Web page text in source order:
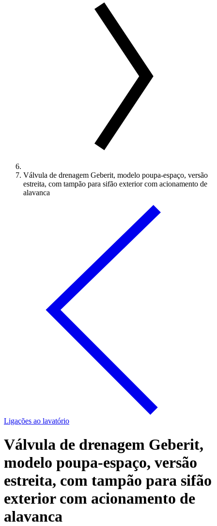
Válvula de drenagem Geberit, modelo poupa-espaço, versão
estreita, com tampão para sifão exterior com acionamento de
alavanca
Ligações ao lavatório
Válvula de drenagem Geberit,
modelo poupa-espaço, versão
estreita, com tampão para sifão
exterior com acionamento de
alavanca